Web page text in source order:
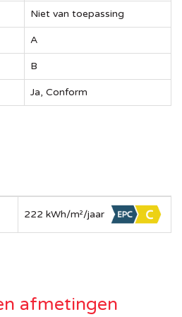
Niet van toepassing
A
B
Ja, Conform
222 kWh/m²/jaar
afmetingen